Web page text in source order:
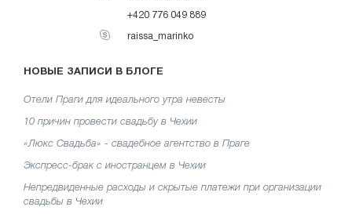
+420 776 049 889
raissa_marinko
НОВЫЕ ЗАПИСИ В БЛОГЕ
Отели Праги для идеального утра невесты
10 причин провести свадьбу в Чехии
«Люкс Свадьба» - свадебное агентство в Праге
Экспресс-брак с иностранцем в Чехии
Непредвиденные расходы и скрытые платежи при организации
свадьбы в Чехии